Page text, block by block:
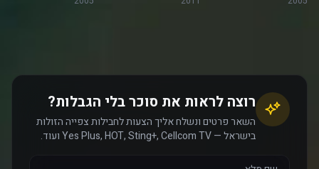
רוצה לראות את סוכר בלי הגבלות?
השאר פרטים ונשלח אליך הצעות לחבילות צפייה הזולות
בישראל — Yes Plus, HOT, Sting+, Cellcom TV ועוד.